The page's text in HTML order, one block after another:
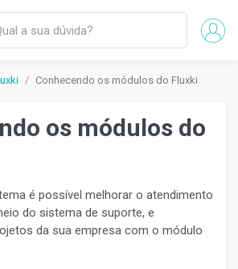
Conhecendo os módulos do Fluxki
os módulos do
é possível melhorar o atendimento
do sistema de suporte, e
da sua empresa com o módulo